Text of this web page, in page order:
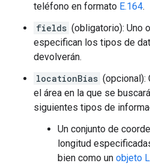
teléfono en formato E.164.
fields (obligatorio): Uno
especifican los tipos de
devolverán.
locationBias (opcional):
el área en la que se
siguientes tipos de
Un conjunto de
longitud
bien como un objeto